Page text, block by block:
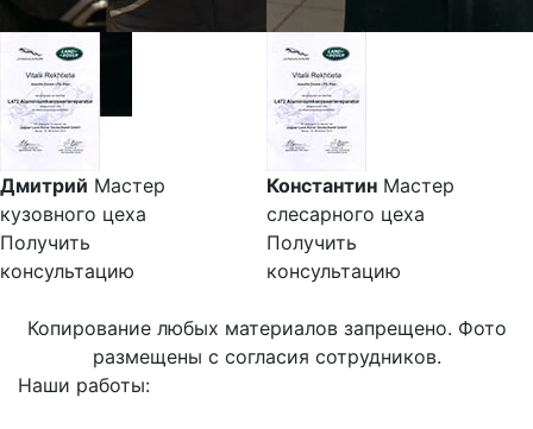
Дмитрий Мастер
кузовного цеха
Получить
консультацию
Константин Мастер
слесарного цеха
Получить
консультацию
Копирование любых материалов запрещено. Фото
размещены с согласия сотрудников.
Наши работы: